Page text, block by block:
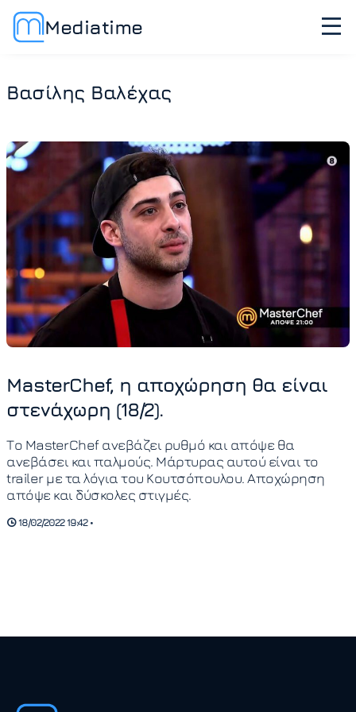
Mediatime
Βασίλης Βαλέχας
MasterChef, η αποχώρηση θα είναι
στενάχωρη (18/2).
Το MasterChef ανεβάζει ρυθμό και απόψε θα
ανεβάσει και παλμούς. Μάρτυρας αυτού είναι το
trailer με τα λόγια του Κουτσόπουλου. Αποχώρηση
απόψε και δύσκολες στιγμές.
18/02/2022 19:42 •